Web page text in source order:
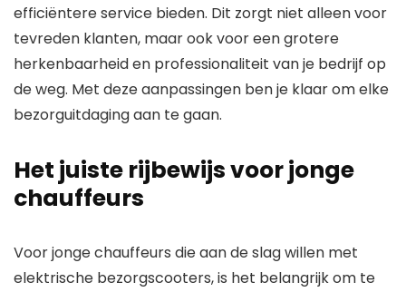
efficiëntere service bieden. Dit zorgt niet alleen voor
tevreden klanten, maar ook voor een grotere
herkenbaarheid en professionaliteit van je bedrijf op
de weg. Met deze aanpassingen ben je klaar om elke
bezorguitdaging aan te gaan.
Het juiste rijbewijs voor jonge
chauffeurs
Voor jonge chauffeurs die aan de slag willen met
elektrische bezorgscooters, is het belangrijk om te